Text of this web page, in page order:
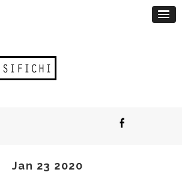
Jan 23 2020